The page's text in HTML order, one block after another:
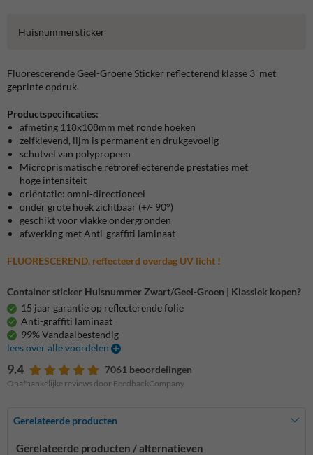
Huisnummersticker
Fluorescerende Geel-Groene Sticker reflecterend klasse 3 met
geprinte opdruk.
Productspecificaties:
afmeting 118x108mm met ronde hoeken
zelfklevend, lijm is permanent en drukgevoelig
schutvel van polypropeen
Microprismatische retroreflecterende prestaties met
hoge intensiteit
oriëntatie: omni-directioneel
onder grote hoek zichtbaar (+/- 90°)
geschikt voor vlakke ondergronden
afwerking met Anti-graffiti laminaat
FLUORESCEREND, reflecteerd overdag UV licht !
Container sticker Huisnummer Zwart/Geel-Groen | Klassiek kopen?
15 jaar garantie op reflecterende folie
Anti-graffiti laminaat
99% Vandaalbestendig
lees over alle voordelen
9.4 7061 beoordelingen
Onafhankelijke reviews door FeedbackCompany
Gerelateerde producten
Gerelateerde producten / alternatieven